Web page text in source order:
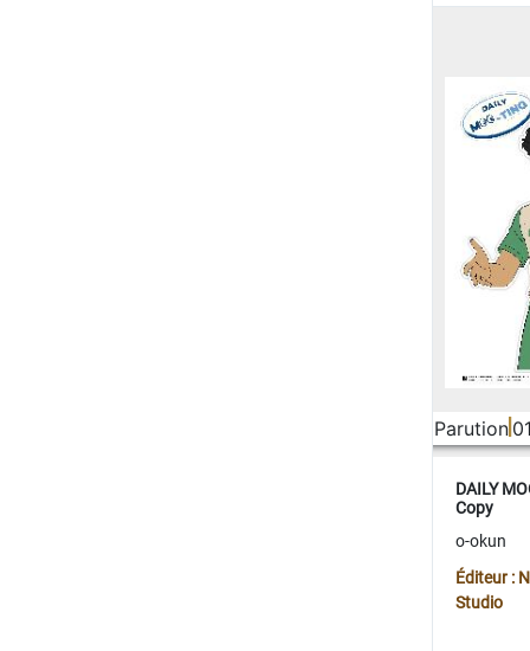
Parution
DAILY
Copy
o-okun
Éditeur :
Studio